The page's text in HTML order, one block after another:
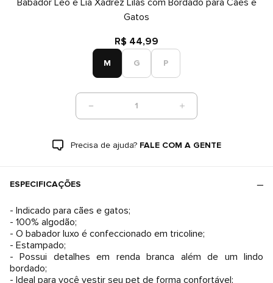
Babador Leo e Lia Xadrez Lilás com Bordado para Cães e
Gatos
R$ 44,99
M G P
1
Precisa de ajuda? FALE COM A GENTE
ESPECIFICAÇÕES
- Indicado para cães e gatos;
- 100% algodão;
- O babador luxo é confeccionado em tricoline;
- Estampado;
- Possui detalhes em renda branca além de um lindo
bordado;
- Ideal para você vestir seu pet de forma confortável;